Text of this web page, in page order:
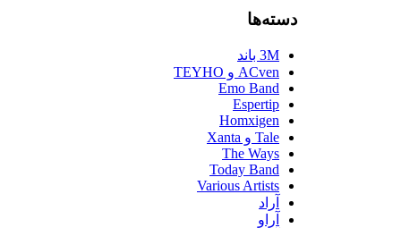
ACven و TEYHO
Emo Band
Espertip
Homxigen
The Ways
Today Band
Various Artists